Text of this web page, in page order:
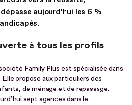
aujourd’hui les 6 %
à tous les profils
Family Plus est spécialisée dans
Elle propose aux particuliers des
de ménage et de repassage.
sept agences dans le